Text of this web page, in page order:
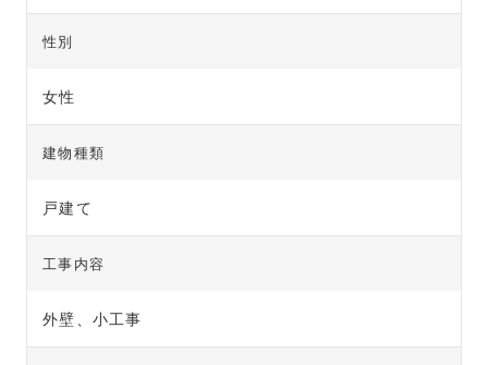
性別
女性
建物種類
戸建て
工事内容
外壁、小工事